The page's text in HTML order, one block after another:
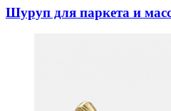
Шуруп для паркета и